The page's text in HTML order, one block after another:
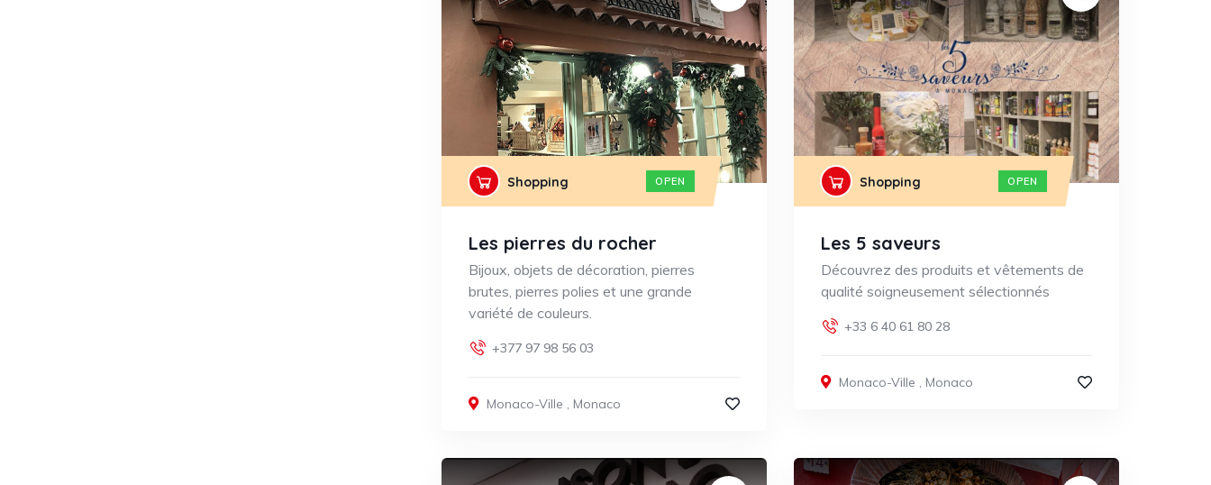
Shopping OPEN
Les pierres du rocher
Bijoux, objets de décoration, pierres
brutes, pierres polies et une grande
variété de couleurs.
+377 97 98 56 03
Monaco-Ville , Monaco
Shopping OPEN
Les 5 saveurs
Découvrez des produits et vêtements de
qualité soigneusement sélectionnés
+33 6 40 61 80 28
Monaco-Ville , Monaco